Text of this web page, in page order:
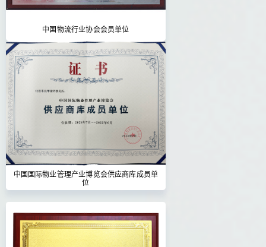
中国物流行业协会会员单位
中国国际物业管理产业博览会供应商库成员单
位